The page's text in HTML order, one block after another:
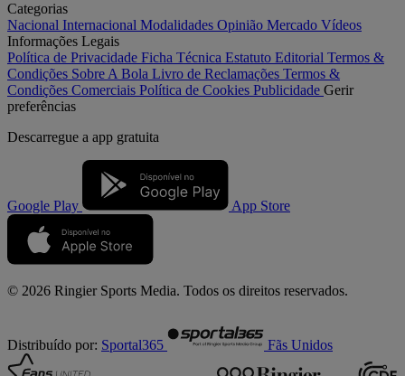
Categorias
Nacional Internacional Modalidades Opinião Mercado Vídeos
Informações Legais
Política de Privacidade Ficha Técnica Estatuto Editorial Termos &
Condições Sobre A Bola Livro de Reclamações Termos &
Condições Comerciais Política de Cookies Publicidade Gerir
preferências
Descarregue a app gratuita
Google Play App Store
© 2026 Ringier Sports Media. Todos os direitos reservados.
Distribuído por: Sportal365 Fãs Unidos